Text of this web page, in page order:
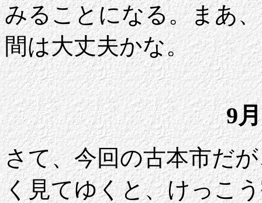
みることになる。まあ
間は大丈夫かな。
9
さて、今回の古本市だ
く見てゆくと、けっこ